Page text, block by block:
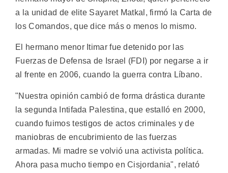
a la unidad de elite Sayaret Matkal, firmó la Carta de
los Comandos, que dice más o menos lo mismo.
El hermano menor Itimar fue detenido por las
Fuerzas de Defensa de Israel (FDI) por negarse a ir
al frente en 2006, cuando la guerra contra Líbano.
"Nuestra opinión cambió de forma drástica durante
la segunda Intifada Palestina, que estalló en 2000,
cuando fuimos testigos de actos criminales y de
maniobras de encubrimiento de las fuerzas
armadas. Mi madre se volvió una activista política.
Ahora pasa mucho tiempo en Cisjordania", relató